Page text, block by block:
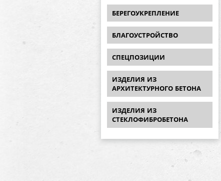
БЕРЕГОУКРЕПЛЕНИЕ
БЛАГОУСТРОЙСТВО
СПЕЦПОЗИЦИИ
ИЗДЕЛИЯ ИЗ
АРХИТЕКТУРНОГО БЕТОНА
ИЗДЕЛИЯ ИЗ
СТЕКЛОФИБРОБЕТОНА